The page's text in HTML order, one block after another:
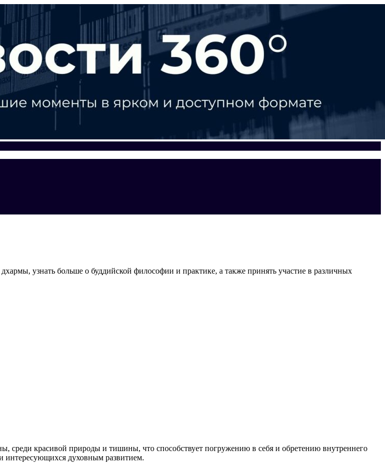
узнать больше о буддийской философии и практике, а также принять участие в различных
среди красивой природы и тишины, что способствует погружению в себя и обретению внутреннего
интересующихся духовным развитием.